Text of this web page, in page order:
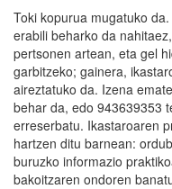
Toki kopurua mugatuko
erabili beharko da
pertsonen artean, eta gel
garbitzeko; gainera,
aireztatuko da. Izena
behar da, edo 943639353
erreserbatu. Ikastaroaren
hartzen ditu barnean:
buruzko informazio
bakoitzaren ondoren